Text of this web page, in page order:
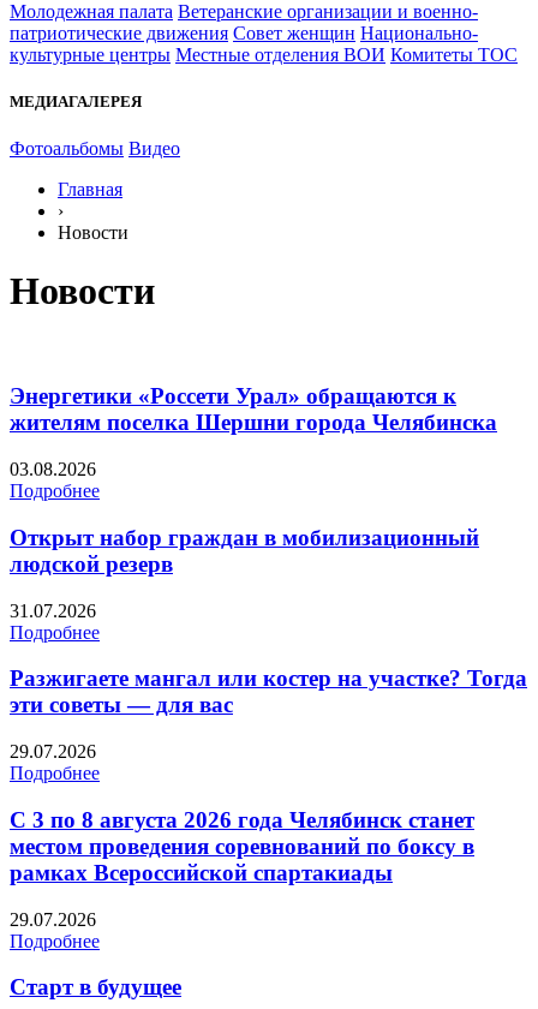
Молодежная палата Ветеранские организации и военно-
патриотические движения Совет женщин Национально-
культурные центры Местные отделения ВОИ Комитеты ТОС
МЕДИАГАЛЕРЕЯ
Фотоальбомы Видео
Главная
›
Новости
Новости
Энергетики «Россети Урал» обращаются к
жителям поселка Шершни города Челябинска
03.08.2026
Подробнее
Открыт набор граждан в мобилизационный
людской резерв
31.07.2026
Подробнее
Разжигаете мангал или костер на участке? Тогда
эти советы — для вас
29.07.2026
Подробнее
С 3 по 8 августа 2026 года Челябинск станет
местом проведения соревнований по боксу в
рамках Всероссийской спартакиады
29.07.2026
Подробнее
Старт в будущее